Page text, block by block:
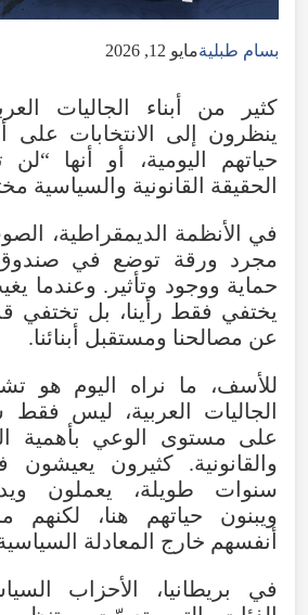
بسام طبليةمايو 12, 2026
كثير من أبناء الجاليات
ينظرون إلى الانتخابات على
حياتهم
اليومية، أو أنها “لن
الحقيقة القانونية والسياسية
في الأنظمة الديمقراطية،
مجرد
ورقة توضع في
حماية ووجود وتأثير . وعندما
يختفي فقط رأينا، بل تختفي
عن مصالحنا ومستقبل أبنائنا.
للأسف، ما نراه اليوم هو
الجاليات
العربية، ليس فقط
على
مستوى الوعي بأهمية
والقانونية.كثيرون يعيشون
سنوات
طويلة، يعملون
ويبنون
حياتهم هنا، لكنهم
أنفسهم خارج المعادلة
في
بريطانيا، الأحزاب